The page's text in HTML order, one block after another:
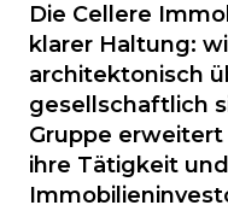
Die Cellere
klarer Haltung:
architektonisch
gesellschaftlich
Gruppe
ihre Tätigkeit